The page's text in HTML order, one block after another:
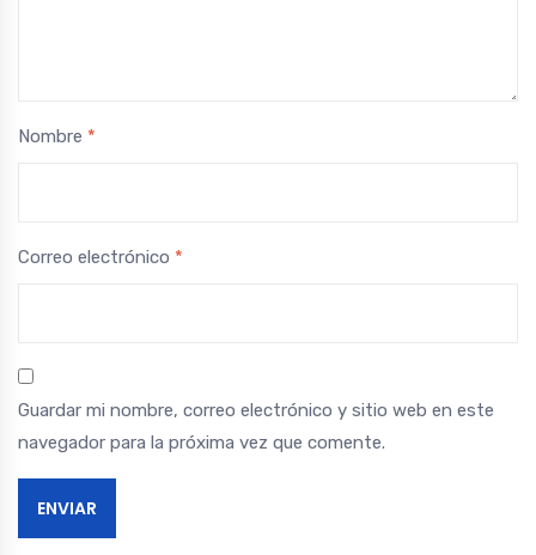
Nombre *
Correo electrónico *
Guardar mi nombre, correo electrónico y sitio web en este
navegador para la próxima vez que comente.